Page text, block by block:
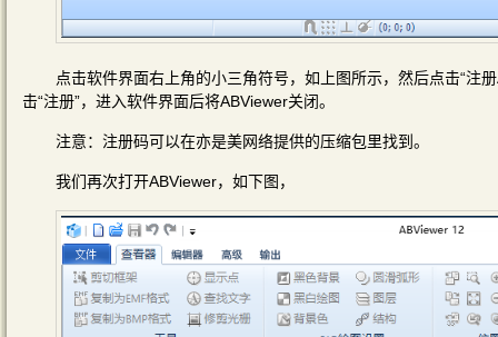
点击软件界面右上角的小三角符号，如上图所示，然后点击“注
击“注册”，进入软件界面后将ABViewer关闭。
注意：注册码可以在亦是美网络提供的压缩包里找到。
我们再次打开ABViewer，如下图，